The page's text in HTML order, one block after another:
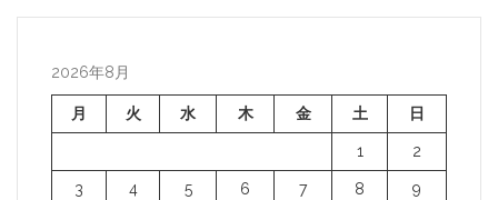
ゲ
シ
ョ
2026年8月
月 火 水 木 金 土 日
1 2
3 4 5 6 7 8 9